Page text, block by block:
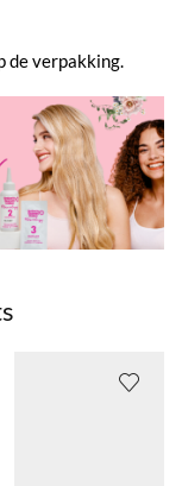
de verpakking.